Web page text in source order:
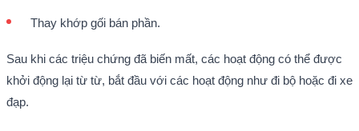
Thay khớp gối bán phần.
Sau khi các triệu chứng đã biến mất, các hoạt động có thể được
khởi động lại từ từ, bắt đầu với các hoạt động như đi bộ hoặc đi xe
đạp.